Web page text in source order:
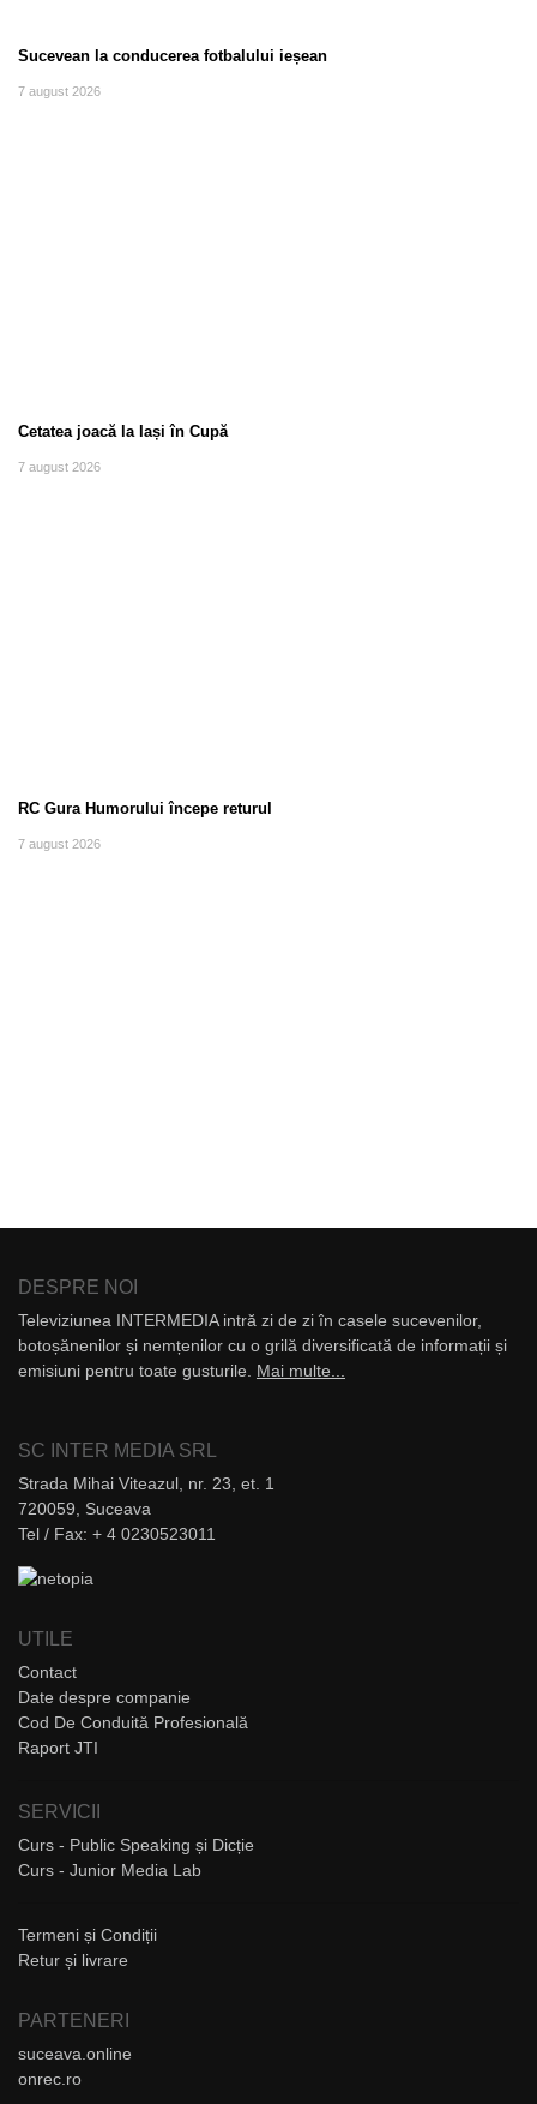
Sucevean la conducerea fotbalului ieșean
7 august 2026
Cetatea joacă la Iași în Cupă
7 august 2026
RC Gura Humorului începe returul
7 august 2026
DESPRE NOI
Televiziunea INTERMEDIA intră zi de zi în casele sucevenilor,
botoșănenilor și nemțenilor cu o grilă diversificată de informații și
emisiuni pentru toate gusturile. Mai multe...
SC INTER MEDIA SRL
Strada Mihai Viteazul, nr. 23, et. 1
720059, Suceava
Tel / Fax: + 4 0230523011
UTILE
Contact
Date despre companie
Cod De Conduită Profesională
Raport JTI
SERVICII
Curs - Public Speaking și Dicție
Curs - Junior Media Lab
Termeni și Condiții
Retur și livrare
PARTENERI
suceava.online
onrec.ro